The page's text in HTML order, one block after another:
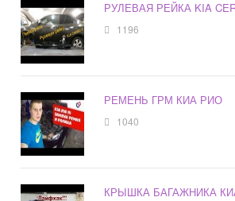
РУЛЕВАЯ РЕЙКА KIA
1196
РЕМЕНЬ ГРМ КИА РИО
1040
КРЫШКА БАГАЖНИКА